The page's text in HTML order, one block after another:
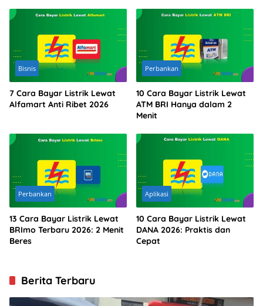
Bisnis
7 Cara Bayar Listrik Lewat
Alfamart Anti Ribet 2026
Perbankan
10 Cara Bayar Listrik Lewat
ATM BRI Hanya dalam 2
Menit
Perbankan
13 Cara Bayar Listrik Lewat
BRImo Terbaru 2026: 2 Menit
Beres
Aplikasi
10 Cara Bayar Listrik Lewat
DANA 2026: Praktis dan
Cepat
Berita Terbaru